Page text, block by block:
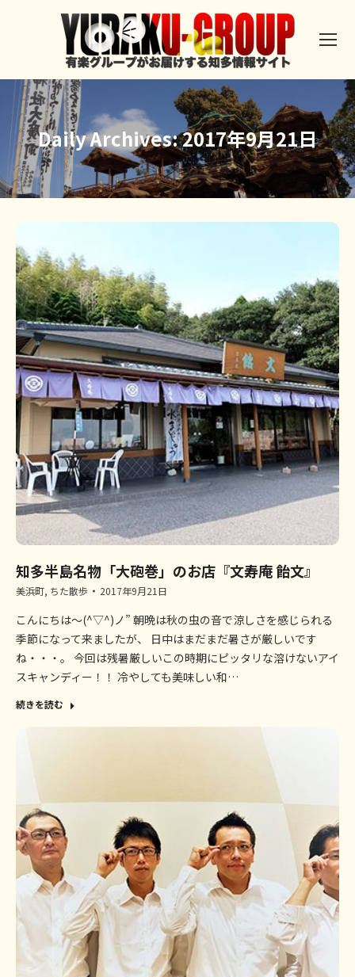
Daily Archives:2017年9月21日
知多半島名物「大砲巻」のお店『文寿庵 飴文』
美浜町, ちた散歩 2017年9月21日
こんにちは～(^▽^)ノ” 朝晩は秋の虫の音で涼しさを感じられる
季節になって来ましたが、 日中はまだまだ暑さが厳しいです
ね・・・。 今回は残暑厳しいこの時期にピッタリな溶けないアイ
スキャンディー！！ 冷やしても美味しい和…
続きを読む